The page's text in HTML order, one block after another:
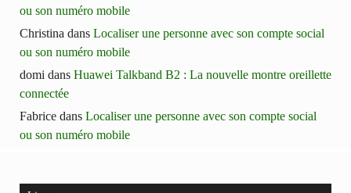
ou son numéro mobile
Christina dans Localiser une personne avec son compte social
ou son numéro mobile
domi dans Huawei Talkband B2 : La nouvelle montre oreillette
connectée
Fabrice dans Localiser une personne avec son compte social
ou son numéro mobile